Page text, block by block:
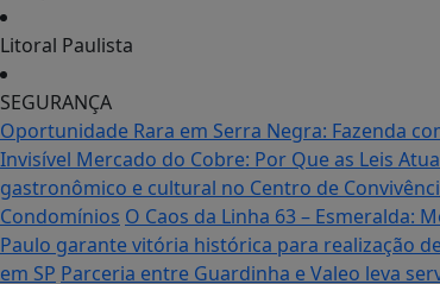
Litoral Paulista
SEGURANÇA
Oportunidade Rara em Serra Negra: Fazenda
Invisível Mercado do Cobre: Por Que as Leis
gastronômico e cultural no Centro de
Condomínios O Caos da Linha 63 – Esmeralda:
Paulo garante vitória histórica para realização
em SP Parceria entre Guardinha e Valeo leva